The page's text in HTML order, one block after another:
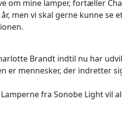
om mine lamper, fortæller
men vi skal gerne kunne se
Brandt indtil nu har
er mennesker, der indretter
fra Sonobe Light vil